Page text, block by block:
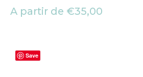
A partir de €35,00
Save